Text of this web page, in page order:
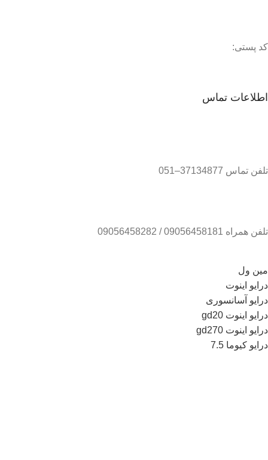
کد پستی:
اطلاعات تماس
تلفن تماس 37134877–051
تلفن همراه 09056458181 / 09056458282
مین ول
درایو اینوت
درایو آسانسوری
درایو اینوت gd20
درایو اینوت gd270
درایو کیوما 7.5